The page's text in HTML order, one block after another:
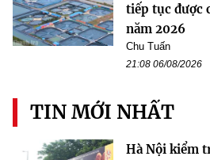
tiếp tục được
năm 2026
Chu Tuấn
21:08 06/08/2026
TIN MỚI NHẤT
Hà Nội kiểm